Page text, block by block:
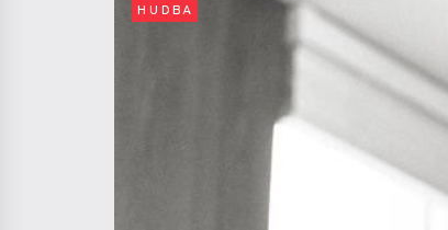
HUDBA